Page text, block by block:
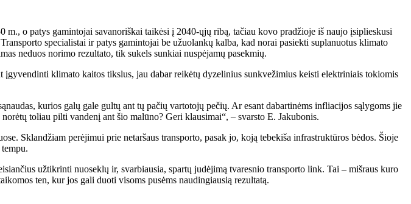
o patys gamintojai savanoriškai taikėsi į 2040-ųjų ribą, tačiau kovo pradžioje iš naujo įsiplieskusi
specialistai ir patys gamintojai be užuolankų kalba, kad norai pasiekti suplanuotus klimato
neduos norimo rezultato, tik sukels sunkiai nuspėjamų pasekmių.
klimato kaitos tikslus, jau dabar reikėtų dyzelinius sunkvežimius keisti elektriniais tokiomis
kurios galų gale gultų ant tų pačių vartotojų pečių. Ar esant dabartinėms infliacijos sąlygoms jie
toliau pilti vandenį ant šio malūno? Geri klausimai“, – svarsto E. Jakubonis.
Sklandžiam perėjimui prie netaršaus transporto, pasak jo, koją tebekiša infrastruktūros bėdos. Šioje
užtikrinti nuoseklų ir, svarbiausia, spartų judėjimą tvaresnio transporto link. Tai – mišraus kuro
ten, kur jos gali duoti visoms pusėms naudingiausią rezultatą.